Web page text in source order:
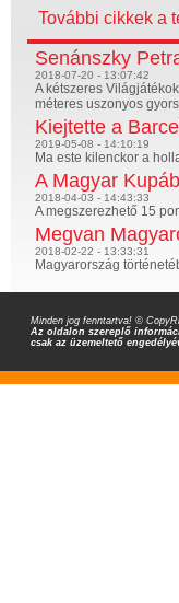
További cikkek a
Senánszky
2018-07-20 - 13:07:42
A kétszeres
méteres uszonyos
Kiejtette a
2019-05-08 - 14:10:19
Ma este kilenckor a
A Magyar
2018-04-03 - 14:43:33
A megszerezhető 15
Megvan
2018-02-22 - 13:33:31
Magyarország
Minden jog fenntartva! ©
Az oldalon szereplő
csak az üzemeltető